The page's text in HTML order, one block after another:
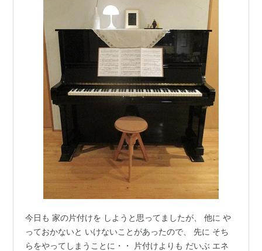
今日も 家の片付けを しようと思ってましたが、 他に や
っておかないと いけないことがあったので、 先に そち
らをやってしまうことに・・ 片付けよりも だいぶ エネ